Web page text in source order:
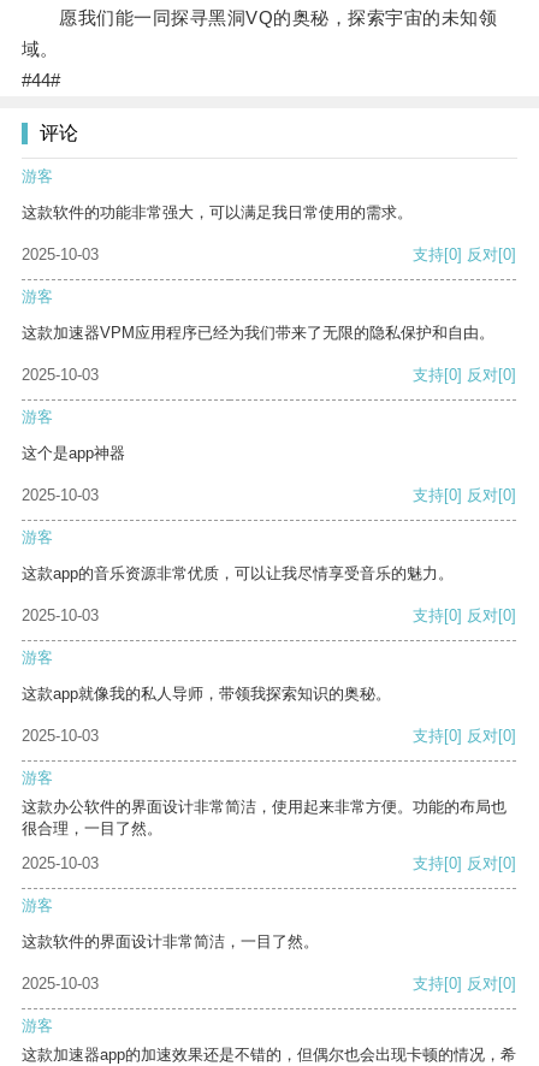
愿我们能一同探寻黑洞VQ的奥秘，探索宇宙的未知领
域。
#44#
评论
游客
这款软件的功能非常强大，可以满足我日常使用的需求。
2025-10-03 支持[0] 反对[0]
游客
这款加速器VPM应用程序已经为我们带来了无限的隐私保护和自由。
2025-10-03 支持[0] 反对[0]
游客
这个是app神器
2025-10-03 支持[0] 反对[0]
游客
这款app的音乐资源非常优质，可以让我尽情享受音乐的魅力。
2025-10-03 支持[0] 反对[0]
游客
这款app就像我的私人导师，带领我探索知识的奥秘。
2025-10-03 支持[0] 反对[0]
游客
这款办公软件的界面设计非常简洁，使用起来非常方便。功能的布局也
很合理，一目了然。
2025-10-03
支持[0] 反对[0]
游客
这款软件的界面设计非常简洁，一目了然。
2025-10-03 支持[0] 反对[0]
游客
这款加速器app的加速效果还是不错的，但偶尔也会出现卡顿的情况，希